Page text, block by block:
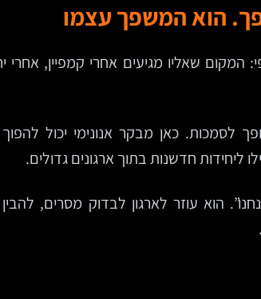
הוא המשפך עצמו
המקום שאליו מגיעים אחרי קמפיין,
ליחידות חדשנות בתוך ארגונים גדולים.
הוא עוזר לארגון לבדוק מסרים,